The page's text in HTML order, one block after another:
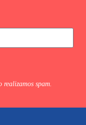
realizamos spam.